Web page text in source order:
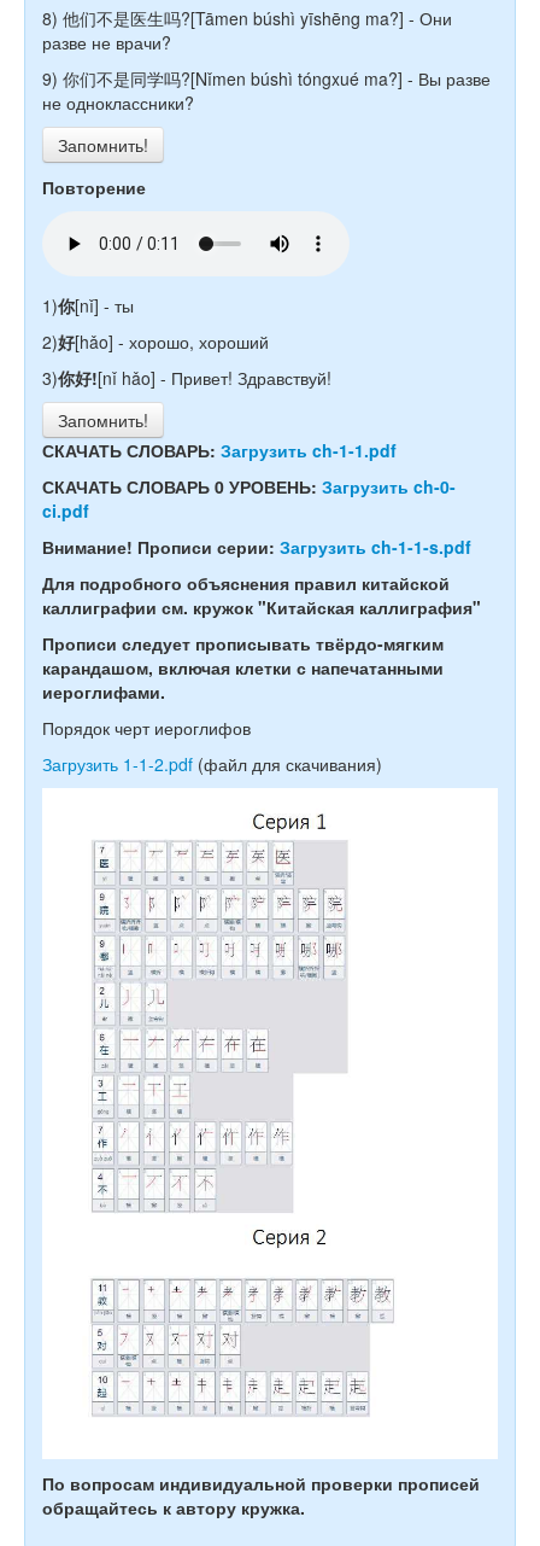
8) 他们不是医生吗?[Tāmen búshì yīshēng ma?] - Они
разве не врачи?
9) 你们不是同学吗?[Nǐmen búshì tóngxué ma?] - Вы разве
не одноклассники?
Запомнить!
Повторение
1)你[nǐ] - ты
2)好[hǎo] - хорошо, хороший
3)你好![nǐ hǎo] - Привет! Здравствуй!
Запомнить!
СКАЧАТЬ СЛОВАРЬ: Загрузить ch-1-1.pdf
СКАЧАТЬ СЛОВАРЬ 0 УРОВЕНЬ: Загрузить ch-0-
ci.pdf
Внимание! Прописи серии: Загрузить ch-1-1-s.pdf
Для подробного объяснения правил китайской
каллиграфии см. кружок "Китайская каллиграфия"
Прописи следует прописывать твёрдо-мягким
карандашом, включая клетки с напечатанными
иероглифами.
Порядок черт иероглифов
Загрузить 1-1-2.pdf (файл для скачивания)
По вопросам индивидуальной проверки прописей
обращайтесь к автору кружка.